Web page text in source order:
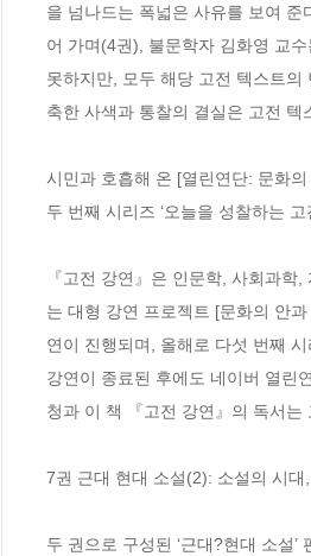
을 넘나드는 폭넓은 사유를 보여
어 가며(4권), 불문학자 김화영 교
못하지만, 모두 해당 고전 텍스트
축한 사색과 통찰의 결실은 고전
시민과 호흡해 온 [열린연단: 문화의
두 번째 시리즈 ‘오늘을 성찰하는 고
『고전 강연』은 인문학, 사회과
는 대형 강연 프로젝트 [문화의 안
연이 진행되며, 올해로 다섯 번째
강연이 종료된 후에도 네이버 열린
청과 이 책 『고전 강연』의 독서
7권 근대 현대 소설(2): 소설의 시대
두 권으로 구성된 ‘근대?현대 소설